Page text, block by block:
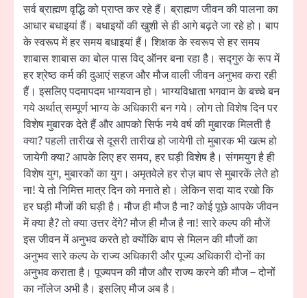
सर्व ब्राह्मण वृद्धि को प्राप्त कर रहे हैं। ब्राह्मण जीवन की पालना का
आधार बधाइयां हैं। बधाइयों की खुशी से ही आगे बढ़ते जा रहे हो। बाप
के स्वरूप में हर समय बधाइयां हैं। शिक्षक के स्वरूप से हर समय
शाबास शाबास का बोल पास विद् ऑनर बना रहा है। सद्गुरु के रूप में
हर श्रेष्ठ कर्म की दुआएं सहज और मौज वाली जीवन अनुभव करा रही
हैं। इसलिए पदमापदम भाग्यवान हो। भाग्यविधाता भगवान के बच्चे बन
गये अर्थात् सम्पूर्ण भाग्य के अधिकारी बन गये। लोग तो विशेष दिन पर
विशेष मुबारक देते हैं और आपको सिर्फ नये वर्ष की मुबारक मिलती है
क्या? पहली तारीख से दूसरी तारीख हो जायेगी तो मुबारक भी खत्म हो
जायेगी क्या? आपके लिए हर समय, हर घड़ी विशेष है। संगमयुग है ही
विशेष युग, मुबारकों का युग। अमृतवेले हर रोज़ बाप से मुबारकें लेते हो
ना! ये तो निमित्त मात्र दिन को मनाते हो। लेकिन सदा याद रखो कि
हर घड़ी मौजों की घड़ी है। मौज ही मौज है ना? कोई पूछे आपके जीवन
में क्या है? तो क्या उत्तर देंगे? मौज ही मौज है ना! सारे कल्प की मौजें
इस जीवन में अनुभव करते हो क्योंकि बाप से मिलन की मौजों का
अनुभव सारे कल्प के राज्य अधिकारी और पूज्य अधिकारी दोनों का
अनुभव कराता है। पूज्यपन की मौज और राज्य करने की मौज – दोनों
का नॉलेज अभी है। इसलिए मौज अब है।